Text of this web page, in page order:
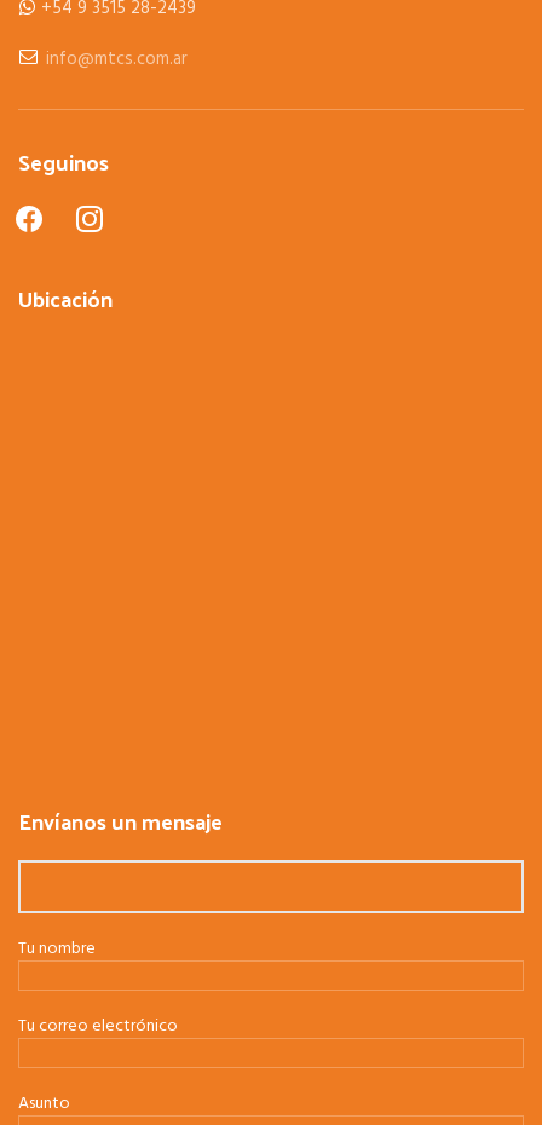
+54 9 3515 28-2439
info@mtcs.com.ar
Seguinos
facebookinstagram
Ubicación
Envíanos un mensaje
Tu nombre
Tu correo electrónico
Asunto